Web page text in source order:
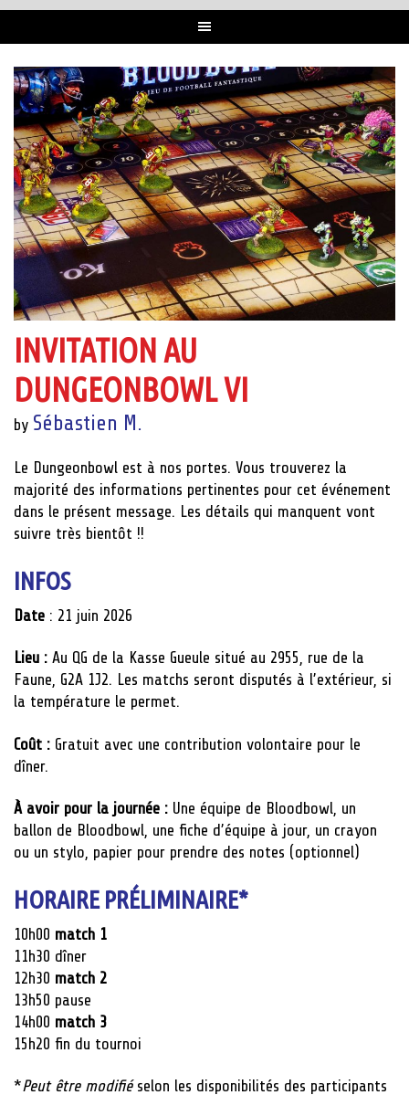
INVITATION AU
DUNGEONBOWL VI
by Sébastien M.
Le Dungeonbowl est à nos portes. Vous trouverez la
majorité des informations pertinentes pour cet événement
dans le présent message. Les détails qui manquent vont
suivre très bientôt !!
INFOS
Date : 21 juin 2026
Lieu : Au QG de la Kasse Gueule situé au 2955, rue de la
Faune, G2A 1J2. Les matchs seront disputés à l’extérieur, si
la température le permet.
Coût : Gratuit avec une contribution volontaire pour le
dîner.
À avoir pour la journée : Une équipe de Bloodbowl, un
ballon de Bloodbowl, une fiche d’équipe à jour, un crayon
ou un stylo, papier pour prendre des notes (optionnel)
HORAIRE PRÉLIMINAIRE*
10h00 match 1
11h30 dîner
12h30 match 2
13h50 pause
14h00 match 3
15h20 fin du tournoi
*Peut être modifiéselon les disponibilités des participants